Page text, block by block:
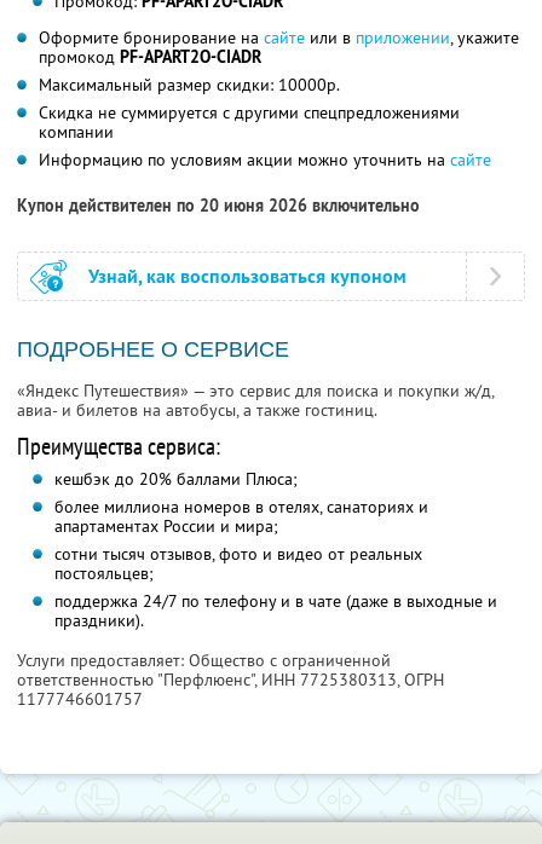
Оформите бронирование на сайте или в приложении, укажите
промокод PF-APART2O-CIADR
Максимальный размер скидки: 10000р.
Скидка не суммируется с другими спецпредложениями
компании
Информацию по условиям акции можно уточнить на сайте
Купон действителен по 20 июня 2026 включительно
Узнай, как воспользоваться купоном
ПОДРОБНЕЕ О СЕРВИСЕ
«Яндекс Путешествия» — это сервис для поиска и покупки ж/д,
авиа- и билетов на автобусы, а также гостиниц.
Преимущества сервиса:
кешбэк до 20% баллами Плюса;
более миллиона номеров в отелях, санаториях и
апартаментах России и мира;
сотни тысяч отзывов, фото и видео от реальных
постояльцев;
поддержка 24/7 по телефону и в чате (даже в выходные и
праздники).
Услуги предоставляет: Общество с ограниченной
ответственностью "Перфлюенс", ИНН 7725380313, ОГРН
1177746601757